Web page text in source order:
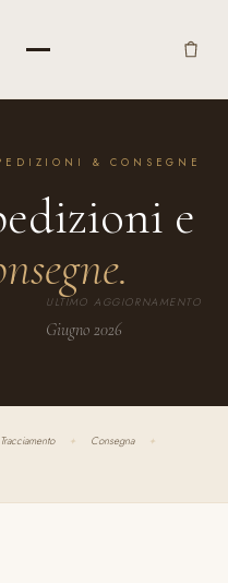
& CONSEGNE
e
ULTIMO AGGIORNAMENTO
Giugno 2026
Tracciamento ✦ Consegna ✦